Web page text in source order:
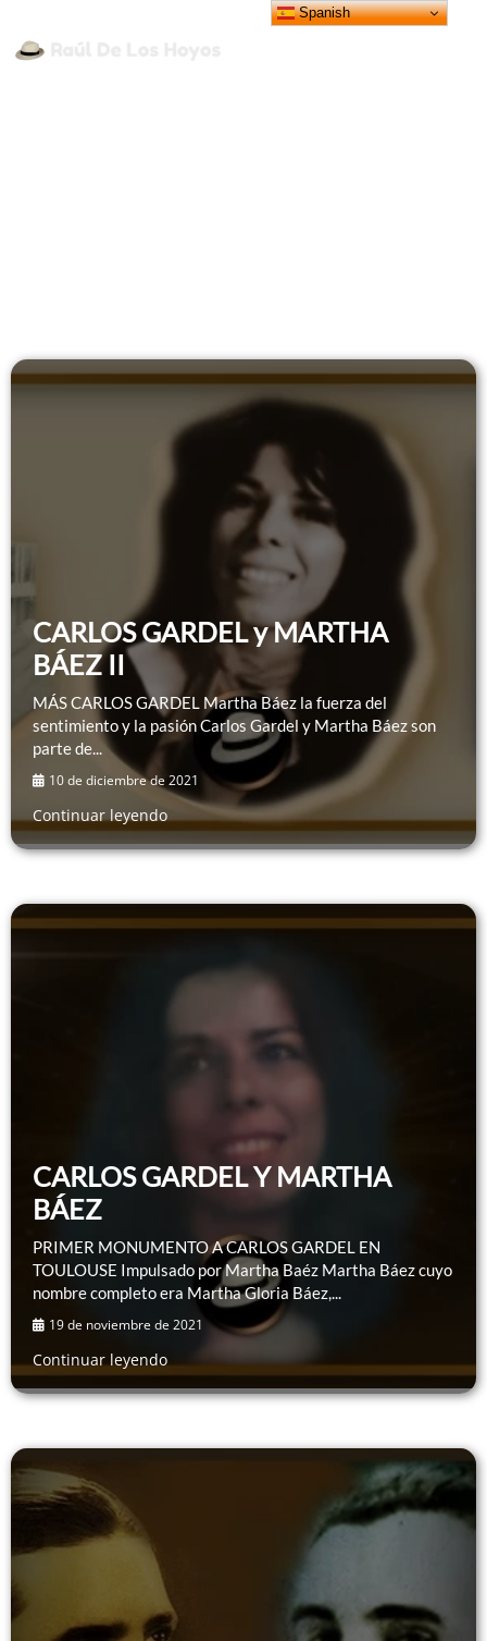
CARLOS GARDEL y MARTHA
BÁEZ II
MÁS CARLOS GARDEL Martha Báez la fuerza del
sentimiento y la pasión Carlos Gardel y Martha Báez son
parte de...
10 de diciembre de 2021
Continuar leyendo
CARLOS GARDEL Y MARTHA
BÁEZ
PRIMER MONUMENTO A CARLOS GARDEL EN
TOULOUSE Impulsado por Martha Baéz Martha Báez cuyo
nombre completo era Martha Gloria Báez,...
19 de noviembre de 2021
Continuar leyendo
Spanish